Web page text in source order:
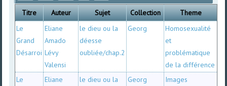
Titre Auteur Sujet Collection
Theme
Le
Grand
Désarroi
Eliane
Amado
Lévy
Valensi
le dieu ou la
déesse
oubliée/chap.2
Georg
Homosexualité
et
problématique
de la différence
Le
Eliane
le dieu ou la
Georg
Images